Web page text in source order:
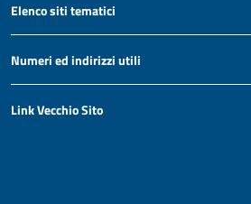
Elenco siti tematici
Numeri ed indirizzi utili
Link Vecchio Sito